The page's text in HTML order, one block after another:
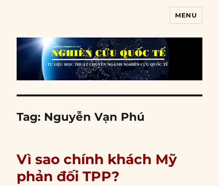
MENU
Tag: Nguyễn Vạn Phú
Vì sao chính khách Mỹ
phản đối TPP?